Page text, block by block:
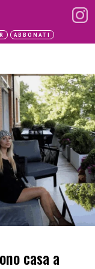
ABBONATI
casa a